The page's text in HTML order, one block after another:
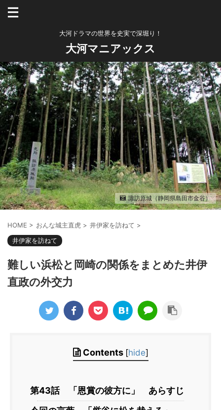
大河ドラマの世界を史実で深堀り！
大河マニアックス
諏訪原城（静岡県島田市金谷）
HOME > おんな城主直虎 > 井伊家を訪ねて >
井伊家を訪ねて
難しい浜松と岡崎の関係をまとめた井伊
直政の外交力
Contents [hide]
第43話 「恩賞の彼方に」 あらすじ